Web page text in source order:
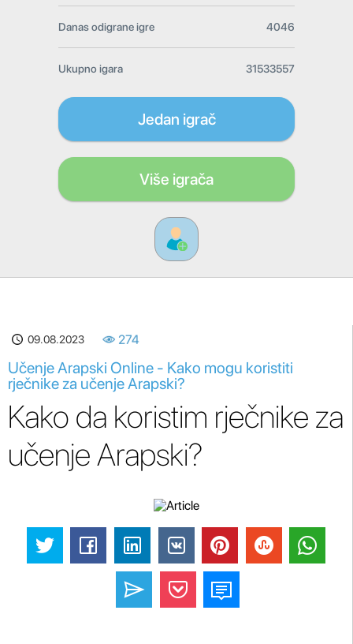
Danas odigrane igre 4046
Ukupno igara 31533557
Jedan igrač
Više igrača
09.08.2023 274
Učenje Arapski Online - Kako mogu koristiti
rječnike za učenje Arapski?
Kako da koristim rječnike za
učenje Arapski?